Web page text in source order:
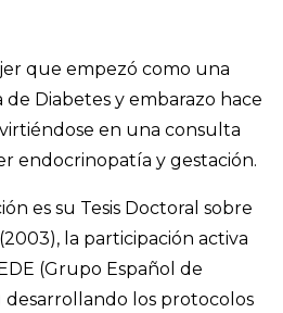
que empezó como una
Diabetes y embarazo hace
en una consulta
endocrinopatía y gestación.
es su Tesis Doctoral sobre
la participación activa
(Grupo Español de
desarrollando los protocolos